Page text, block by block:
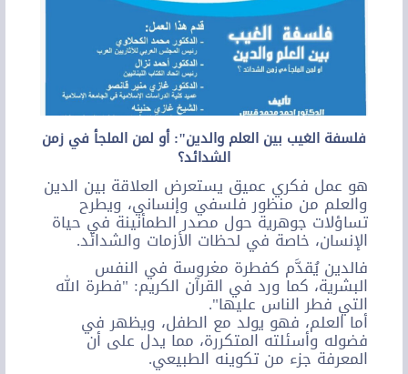
فلسفة الغيب بين العلم والدين": أو لمن الملجأ في زمن
الشدائد؟
هو عمل فكري عميق يستعرض العلاقة بين الدين
والعلم من منظور فلسفي وإنساني، ويطرح
تساؤلات جوهرية حول مصدر الطمأنينة في حياة
الإنسان، خاصة في لحظات الأزمات والشدائد.
فالدين يُقدَّم كفطرة مغروسة في النفس
البشرية، كما ورد في القرآن الكريم: "فطرة الله
التي فطر الناس عليها".
أما العلم، فهو يولد مع الطفل، ويظهر في
فضوله وأسئلته المتكررة، مما يدل على أن
المعرفة جزء من تكوينه الطبيعي.